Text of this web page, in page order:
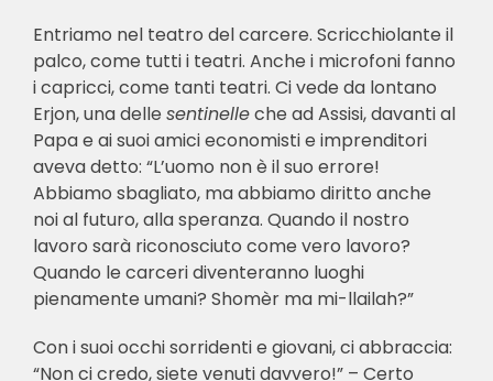
Entriamo nel teatro del carcere. Scricchiolante il
palco, come tutti i teatri. Anche i microfoni fanno
i capricci, come tanti teatri. Ci vede da lontano
Erjon, una delle sentinelleche ad Assisi, davanti al
Papa e ai suoi amici economisti e imprenditori
aveva detto: “L’uomo non è il suo errore!
Abbiamo sbagliato, ma abbiamo diritto anche
noi al futuro, alla speranza. Quando il nostro
lavoro sarà riconosciuto come vero lavoro?
Quando le carceri diventeranno luoghi
pienamente umani? Shomèr ma mi-llailah?”
Con i suoi occhi sorridenti e giovani, ci abbraccia:
“Non ci credo, siete venuti davvero!” – Certo